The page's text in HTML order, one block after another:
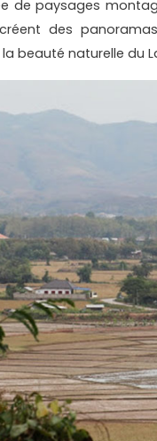
de paysages
des
beauté naturelle du